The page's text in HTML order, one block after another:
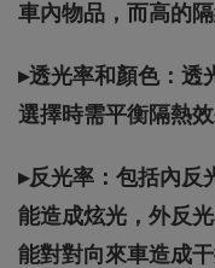
車內物品，而高的
▸透光率和顏色：透
選擇時需平衡隔熱效
▸反光率：包括內反
能造成炫光，外反
能對對向來車造成干